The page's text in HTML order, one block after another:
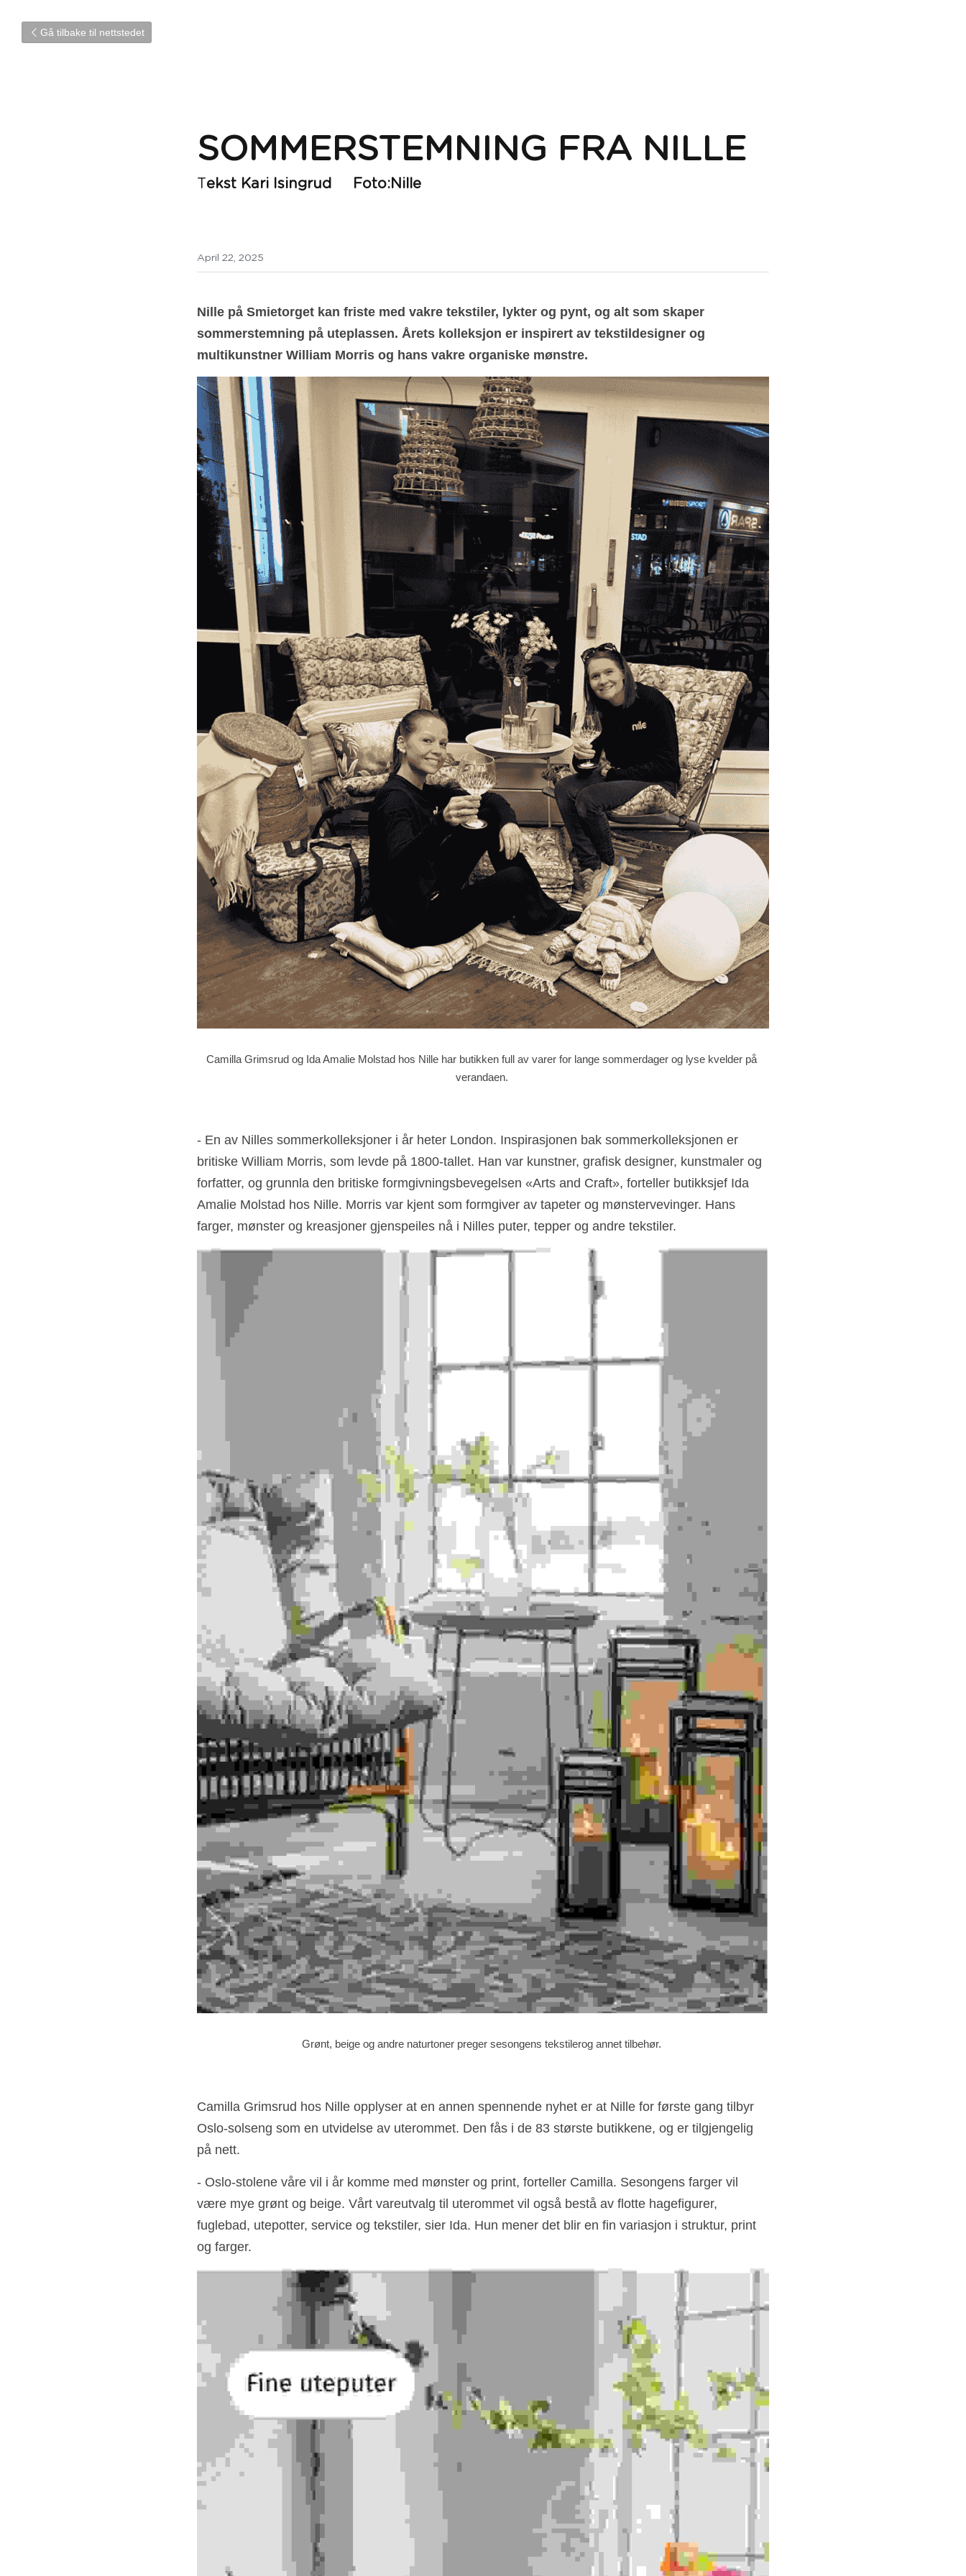
Gå tilbake til nettstedet
SOMMERSTEMNING FRA NILLE
T ekst Kari Isingrud     Foto:Nille
April 22, 2025
Nille på Smietorget kan friste med vakre tekstiler, lykter og pynt, og alt som skaper
sommerstemning på uteplassen. Årets kolleksjon er inspirert av tekstildesigner og
multikunstner William Morris og hans vakre organiske mønstre.
Camilla Grimsrud og Ida Amalie Molstad hos Nille har butikken full av varer for lange sommerdager og lyse kvelder på
verandaen.
- En av Nilles sommerkolleksjoner i år heter London. Inspirasjonen bak sommerkolleksjonen er
britiske William Morris, som levde på 1800-tallet. Han var kunstner, grafisk designer, kunstmaler og
forfatter, og grunnla den britiske formgivningsbevegelsen «Arts and Craft», forteller butikksjef Ida
Amalie Molstad hos Nille. Morris var kjent som formgiver av tapeter og mønstervevinger. Hans
farger, mønster og kreasjoner gjenspeiles nå i Nilles puter, tepper og andre tekstiler.
Grønt, beige og andre naturtoner preger sesongens tekstilerog annet tilbehør.
Camilla Grimsrud hos Nille opplyser at en annen spennende nyhet er at Nille for første gang tilbyr
Oslo-solseng som en utvidelse av uterommet. Den fås i de 83 største butikkene, og er tilgjengelig
på nett.
- Oslo-stolene våre vil i år komme med mønster og print, forteller Camilla. Sesongens farger vil
være mye grønt og beige. Vårt vareutvalg til uterommet vil også bestå av flotte hagefigurer,
fuglebad, utepotter, service og tekstiler, sier Ida. Hun mener det blir en fin variasjon i struktur, print
og farger.